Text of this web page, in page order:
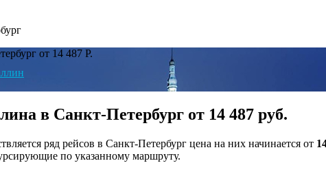
от 14 487 Р.
в Санкт-Петербург от 14 487 руб.
ряд рейсов в Санкт-Петербург цена на них начинается от
по указанному маршруту.